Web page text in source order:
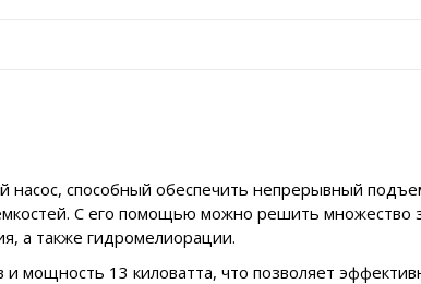
способный обеспечить непрерывный
С его помощью можно решить множество
а также гидромелиорации.
мощность 13 киловатта, что позволяет